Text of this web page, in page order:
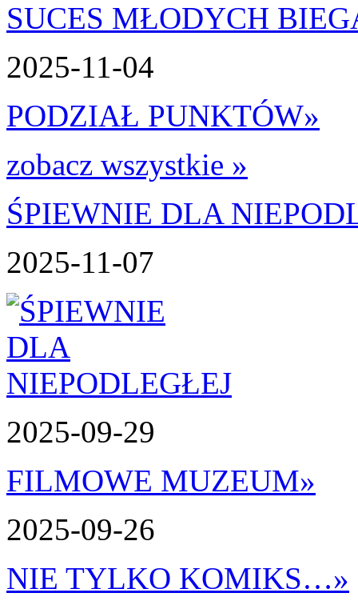
SUCES MŁODYCH
2025-11-04
PODZIAŁ PUNKTÓW»
zobacz wszystkie »
ŚPIEWNIE DLA
2025-11-07
2025-09-29
FILMOWE MUZEUM»
2025-09-26
NIE TYLKO KOMIKS…»